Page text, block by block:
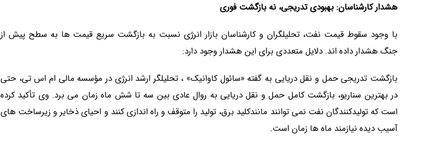
هشدار کارشناسان: بهبودی تدریجی، نه بازگشت فوری
با وجود سقوط قیمت نفت، تحلیلگران و کارشناسان بازار انرژی نسبت به بازگشت سریع قیمت ها به سطح پیش از
جنگ هشدار داده اند. دلایل متعددی برای این هشدار وجود دارد:
بازگشت تدریجی حمل و نقل دریایی به گفته «سائول کاوانیک» ، تحلیلگر ارشد انرژی در مؤسسه مالی ام اس تی، حتی
در بهترین سناریو، بازگشت کامل حمل و نقل دریایی به روال عادی بین سه تا شش ماه زمان می برد. وی تأکید کرده
است که تولیدکنندگان نفت نمی توانند مانندکلید برق، تولید را متوقف و راه اندازی کنند و احیای ذخایر و زیرساخت های
آسیب دیده نیازمند ماه ها زمان است.